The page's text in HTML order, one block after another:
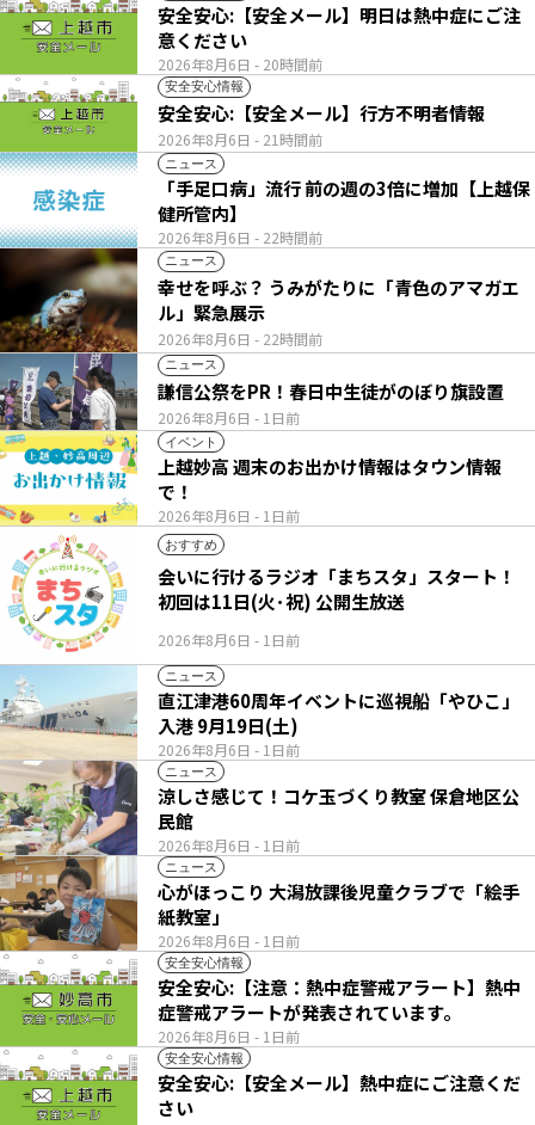
2026年8月6日 - 20時間前
安全安心:【安全メール】明日は熱中症にご注
意ください
安全安心情報
2026年8月6日 - 21時間前
安全安心:【安全メール】行方不明者情報
ニュース
2026年8月6日 - 22時間前
「手足口病」流行 前の週の3倍に増加【上越保
健所管内】
ニュース
2026年8月6日 - 22時間前
幸せを呼ぶ？ うみがたりに「青色のアマガエ
ル」緊急展示
ニュース
2026年8月6日 - 1日前
謙信公祭をPR！春日中生徒がのぼり旗設置
イベント
2026年8月6日 - 1日前
上越妙高 週末のお出かけ情報はタウン情報
で！
おすすめ
2026年8月6日 - 1日前
会いに行けるラジオ「まちスタ」スタート！
初回は11日(火･祝) 公開生放送
ニュース
2026年8月6日 - 1日前
直江津港60周年イベントに巡視船「やひこ」
入港 9月19日(土)
ニュース
2026年8月6日 - 1日前
涼しさ感じて！コケ玉づくり教室 保倉地区公
民館
ニュース
2026年8月6日 - 1日前
心がほっこり 大潟放課後児童クラブで「絵手
紙教室」
安全安心情報
2026年8月6日 - 1日前
安全安心:【注意：熱中症警戒アラート】熱中
症警戒アラートが発表されています。
安全安心情報
安全安心:【安全メール】熱中症にご注意くだ
さい